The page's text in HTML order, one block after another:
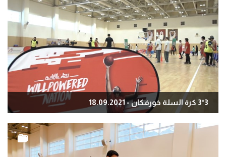
3*3 كرة السلة خورفكان - 18.09.2021